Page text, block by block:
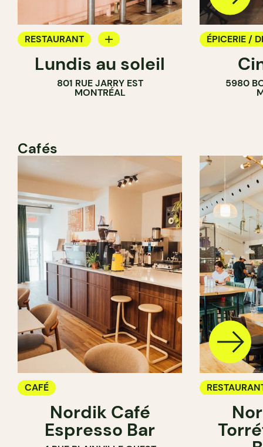
RESTAURANT
BAR À VIN
Lundis au soleil
801 RUE JARRY EST
MONTRÉAL
ÉPICERIE /
COMPTOIR
CAVISTE
5980
Cafés
CAFÉ
Nordik Café
Espresso Bar